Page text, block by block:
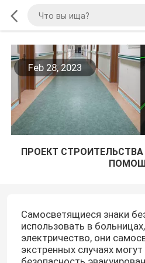
Feb 28, 2023
ПРОЕКТ
Самосветящиеся знаки
использовать в
электричество, они
экстренных случаях